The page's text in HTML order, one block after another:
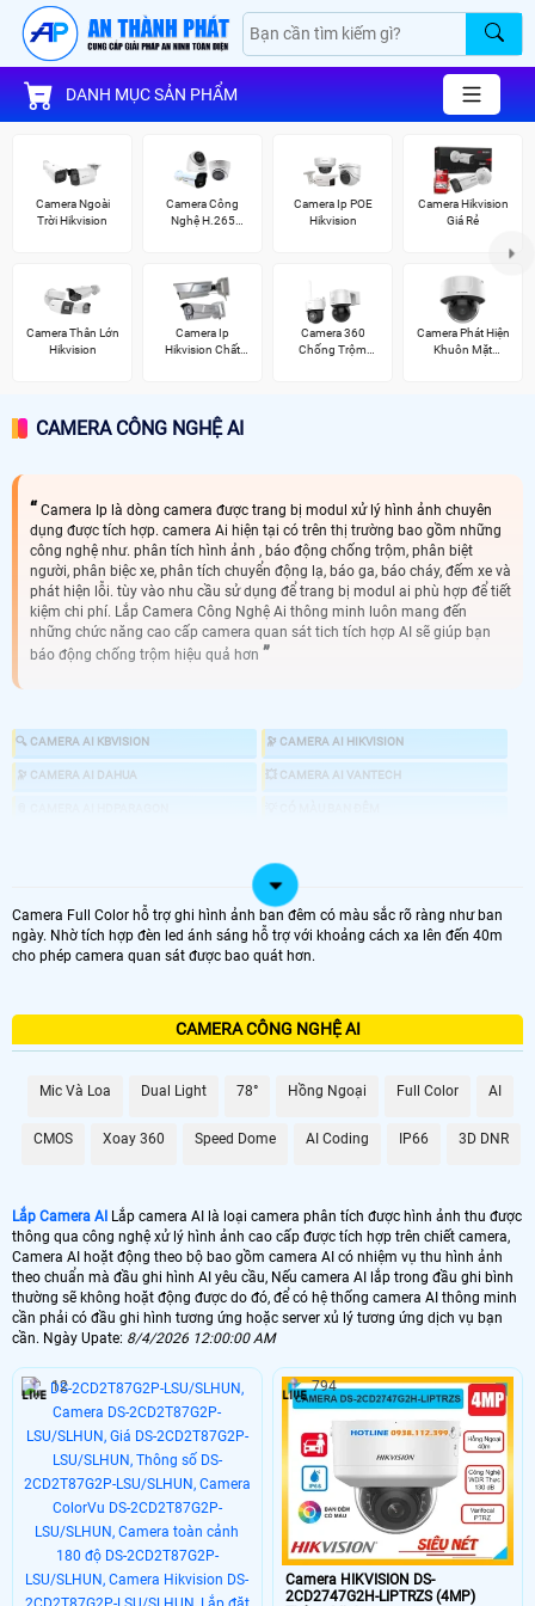
DANH MỤC SẢN PHẨM
Camera Ngoài
Trời Hikvision
Camera Công
Nghệ H.265
Camera Ip POE
Hikvision
Camera Hikvision
Giá Rẻ
Camera Thân Lớn
Hikvision
Camera Ip
Hikvision Chất
Camera 360
Chống Trộm
Camera Phát Hiện
Khuôn Mặt
CAMERA CÔNG NGHỆ AI
Camera Ip là dòng camera được trang bị modul xử lý hình ảnh chuyên
dụng được tích hợp. camera Ai hiện tại có trên thị trường bao gồm những
công nghệ như. phân tích hình ảnh , báo động chống trộm, phân biệt
người, phân biệc xe, phân tích chuyển động lạ, báo ga, báo cháy, đếm xe và
phát hiện lỗi. tùy vào nhu cầu sử dụng để trang bị modul ai phù hợp để tiết
kiệm chi phí. Lắp Camera Công Nghệ Ai thông minh luôn mang đến
những chức năng cao cấp camera quan sát tich tích hợp AI sẽ giúp bạn
báo động chống trộm hiệu quả hơn
🔍 CAMERA AI KBVISION 🔭 CAMERA AI HIKVISION
🔭 CAMERA AI DAHUA 💥 CAMERA AI VANTECH
🎎 CHỐNG TRỘM CHUYÊN DỤNG
📍 CAMERA HỒNG NGOẠI 👁 CAMERA 4MP
♋ GIÁ LẮP CAMERA CÓ CÔNG NGHỆ AI
LOẠI CAMERA AI
📶 Lắp Camera AI Wifi 360 Ngoài Trời
2.900.000 VNĐ Camera AI CB8
🌀 Camera AI Chuyên Dụng GIao Thông
57.800,000 VNĐ Camera AI Dùng Giao Thông
🔭 Camera Sola Công Nghệ AI
10.300.000 VNĐ Camera Báo Động Thông Minh AI
📳 lắp camera AI có nhiều ứng dụng và mỗi công nghệ AI khác nhau và tùy
vào từng nhu cầu sử dụng của công nghê AI được sử dụng phù hợp. với
camera wifi ứng dụng gia đình thông thương chức năng AI chỉ phân tích
báo động chống trộm phù hợp hạn chế báo động giả, với camera wifi xoay
360 độ tích hợp AI thì sẽ theo giỏi đối tượng chuyển động phát ra âm
thanh cảnh báo ngoài ra với một số camera xoay 360 có zoom số thì
Camera Full Color hỗ trợ ghi hình ảnh ban đêm có màu sắc rõ ràng như ban
ngày. Nhờ tích hợp đèn led ánh sáng hỗ trợ với khoảng cách xa lên đến 40m
cho phép camera quan sát được bao quát hơn.
CAMERA CÔNG NGHỆ AI
Mic Và Loa Dual Light 78° Hồng Ngoại Full Color AI
CMOS Xoay 360 Speed Dome AI Coding IP66 3D DNR
Lắp Camera AI Lắp camera AI là loại camera phân tích được hình ảnh thu được
thông qua công nghệ xử lý hình ảnh cao cấp được tích hợp trên chiết camera,
Camera AI hoặt động theo bộ bao gồm camera AI có nhiệm vụ thu hình ảnh
theo chuẩn mà đầu ghi hình AI yêu cầu, Nếu camera AI lắp trong đầu ghi bình
thường sẽ không hoặt động được do đó, để có hệ thống camera AI thông minh
cần phải có đầu ghi hình tương ứng hoặc server xủ lý tương ứng dịch vụ bạn
cần. Ngày Upate: 8/4/2026 12:00:00 AM
12
Camera HIKVISION DS-
2CD2747G2H-LIPTRZS (4MP)
794